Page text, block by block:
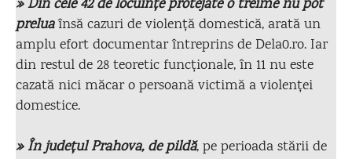
» Din cele 42 de locuințe protejate o treime nu pot
preluaînsă cazuri de violență domestică, arată un
amplu efort documentar întreprins de Dela0.ro. Iar
din restul de 28 teoretic funcționale, în 11 nu este
cazată nici măcar o persoană victimă a violenței
domestice.
» În județul Prahova, de pildă, pe perioada stării de